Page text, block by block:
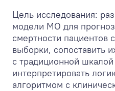
Цель исследования:
модели МО для
смертности пациентов
выборки, сопоставить
с традиционной шкалой
интерпретировать
алгоритмом с